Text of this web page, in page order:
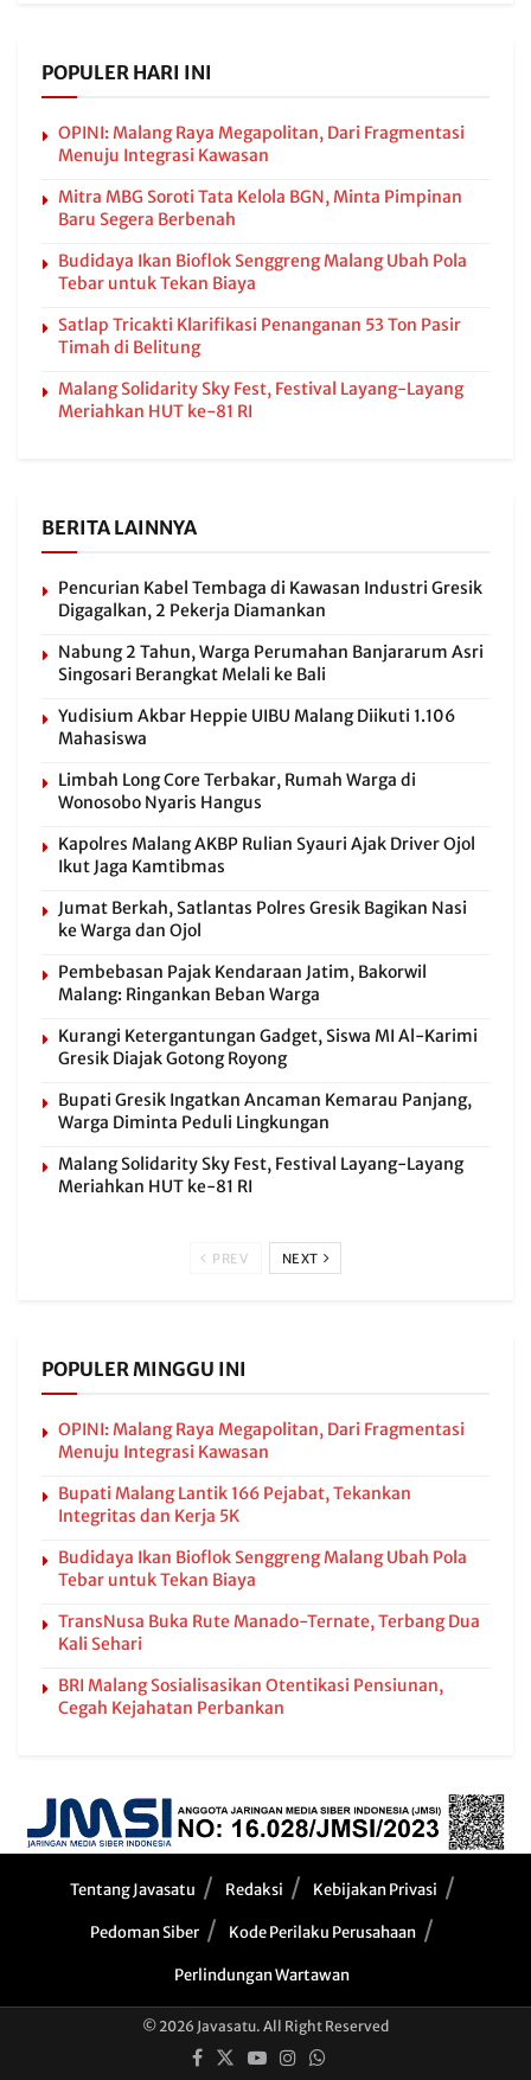
POPULER HARI INI
OPINI: Malang Raya Megapolitan, Dari Fragmentasi
Menuju Integrasi Kawasan
Mitra MBG Soroti Tata Kelola BGN, Minta Pimpinan
Baru Segera Berbenah
Budidaya Ikan Bioflok Senggreng Malang Ubah Pola
Tebar untuk Tekan Biaya
Satlap Tricakti Klarifikasi Penanganan 53 Ton Pasir
Timah di Belitung
Malang Solidarity Sky Fest, Festival Layang-Layang
Meriahkan HUT ke-81 RI
BERITA LAINNYA
Pencurian Kabel Tembaga di Kawasan Industri Gresik
Digagalkan, 2 Pekerja Diamankan
Nabung 2 Tahun, Warga Perumahan Banjararum Asri
Singosari Berangkat Melali ke Bali
Yudisium Akbar Heppie UIBU Malang Diikuti 1.106
Mahasiswa
Limbah Long Core Terbakar, Rumah Warga di
Wonosobo Nyaris Hangus
Kapolres Malang AKBP Rulian Syauri Ajak Driver Ojol
Ikut Jaga Kamtibmas
Jumat Berkah, Satlantas Polres Gresik Bagikan Nasi
ke Warga dan Ojol
Pembebasan Pajak Kendaraan Jatim, Bakorwil
Malang: Ringankan Beban Warga
Kurangi Ketergantungan Gadget, Siswa MI Al-Karimi
Gresik Diajak Gotong Royong
Bupati Gresik Ingatkan Ancaman Kemarau Panjang,
Warga Diminta Peduli Lingkungan
Malang Solidarity Sky Fest, Festival Layang-Layang
Meriahkan HUT ke-81 RI
PREV NEXT
POPULER MINGGU INI
OPINI: Malang Raya Megapolitan, Dari Fragmentasi
Menuju Integrasi Kawasan
Bupati Malang Lantik 166 Pejabat, Tekankan
Integritas dan Kerja 5K
Budidaya Ikan Bioflok Senggreng Malang Ubah Pola
Tebar untuk Tekan Biaya
TransNusa Buka Rute Manado-Ternate, Terbang Dua
Kali Sehari
BRI Malang Sosialisasikan Otentikasi Pensiunan,
Cegah Kejahatan Perbankan
Tentang Javasatu Redaksi Kebijakan Privasi
Pedoman Siber Kode Perilaku Perusahaan
Perlindungan Wartawan
© 2026 Javasatu. All Right Reserved